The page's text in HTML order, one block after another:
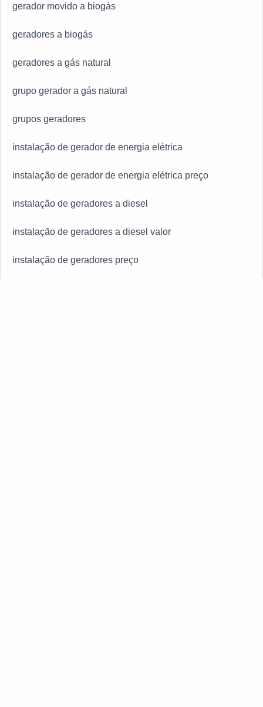
gerador movido a biogás
geradores a biogás
geradores a gás natural
grupo gerador a gás natural
grupos geradores
instalação de gerador de energia elétrica
instalação de gerador de energia elétrica preço
instalação de geradores a diesel
instalação de geradores a diesel valor
instalação de geradores preço